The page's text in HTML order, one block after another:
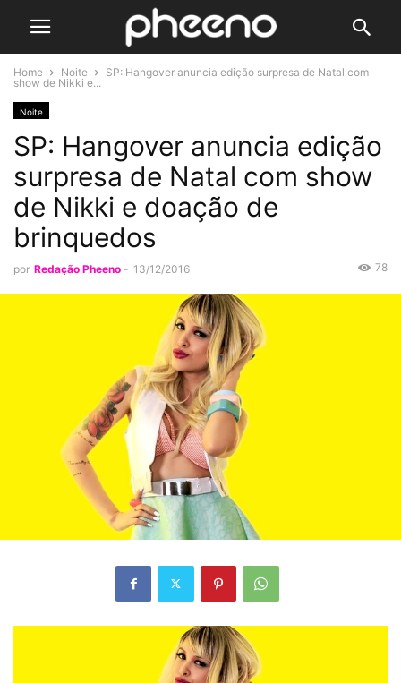
Home Noite
SP: Hangover anuncia edição surpresa de Natal com
show de Nikki e...
Noite
SP: Hangover anuncia edição
surpresa de Natal com show
de Nikki e doação de
brinquedos
por Redação Pheeno - 13/12/2016 78